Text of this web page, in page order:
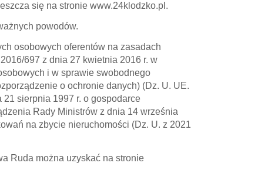
się na stronie www.24klodzko.pl.
powodów.
osobowych oferentów na zasadach
697 z dnia 27 kwietnia 2016 r. w
i w sprawie swobodnego
o ochronie danych) (Dz. U. UE.
21 sierpnia 1997 r. o gospodarce
Rady Ministrów z dnia 14 września
na zbycie nieruchomości (Dz. U. z 2021
Ruda można uzyskać na stronie